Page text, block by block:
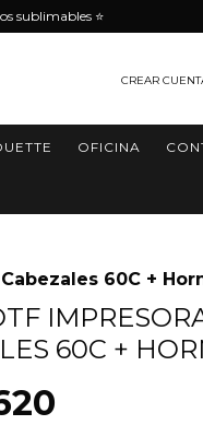
sublimables ⭐️
CREAR
OFICINA
60C +
60C +